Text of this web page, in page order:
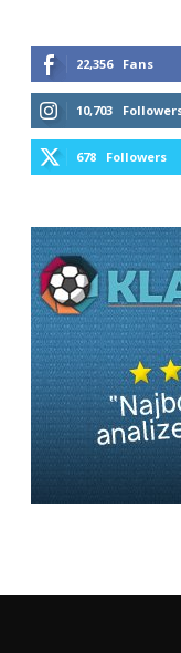
22,356 Fans
10,703
678 Followers